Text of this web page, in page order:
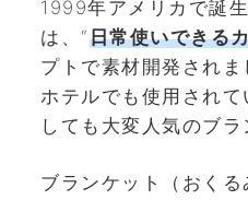
1999年アメリカで誕
は、“日常使いできる
プトで素材開発され
ホテルでも使用され
しても大変人気のブラ
ブランケット（おく